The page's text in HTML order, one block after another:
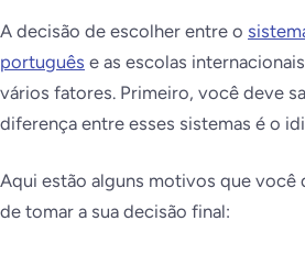
A decisão de escolher entre o
português e as escolas
vários fatores. Primeiro, você deve
diferença entre esses sistemas é o
Aqui estão alguns motivos que você
de tomar a sua decisão final: